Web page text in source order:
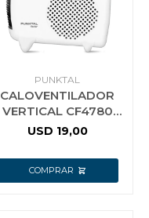
PUNKTAL
CALOVENTILADOR
VERTICAL CF4780
1000W / 2000W
USD 19,00